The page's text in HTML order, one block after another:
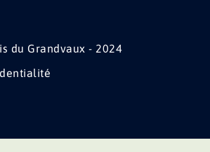
du Grandvaux - 2024